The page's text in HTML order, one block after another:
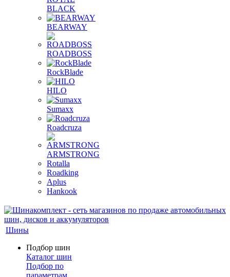
BLACK
BEARWAY
ROADBOSS
RockBlade
HILO
Sumaxx
Roadcruza
ARMSTRONG
Rotalla
Roadking
Aplus
Hankook
Шины
Подбор шин
Каталог шин
Подбор по
параметрам